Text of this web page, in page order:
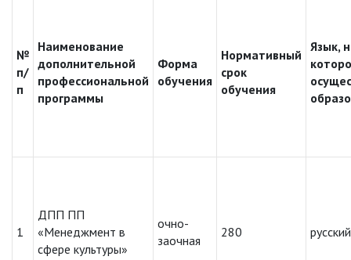
№
п/
п
Наименование
дополнительной
профессиональной
программы
Форма
обучения
Нормативный
срок
обучения
Язык,
1
ДПП ПП
«Менеджмент в
сфере культуры»
очно-
заочная
280 русский